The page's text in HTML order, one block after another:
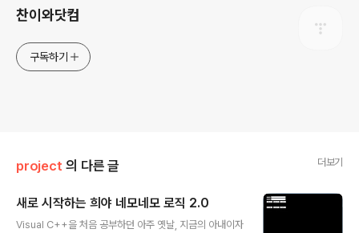
찬이와닷컴
구독하기
project 의 다른 글 더보기
새로 시작하는 희야 네모네모 로직 2.0
Visual C++을 처음 공부하던 아주 옛날, 지금의 아내이자